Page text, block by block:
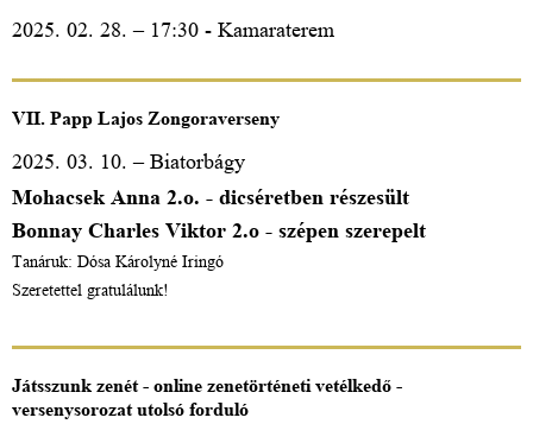
2025. 02. 28. – 17:30 - Kamaraterem
VII. Papp Lajos Zongoraverseny
2025. 03. 10. – Biatorbágy
Mohacsek Anna 2.o. - dicséretben részesült
Bonnay Charles Viktor 2.o - szépen szerepelt
Tanáruk: Dósa Károlyné Iringó
Szeretettel gratulálunk!
Játsszunk zenét - online zenetörténeti vetélkedő -
versenysorozat utolsó forduló